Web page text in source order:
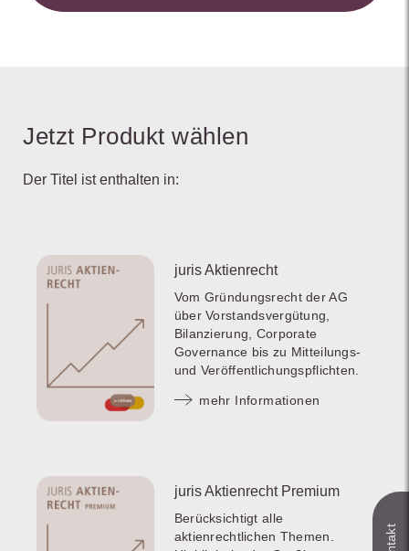
Jetzt Produkt wählen
Der Titel ist enthalten in:
juris Aktienrecht
Vom Gründungsrecht der AG
über Vorstandsvergütung,
Bilanzierung, Corporate
Governance bis zu Mitteilungs-
und Veröffentlichungspflichten.
mehr Informationen
juris Aktienrecht Premium
Berücksichtigt alle
aktienrechtlichen Themen.